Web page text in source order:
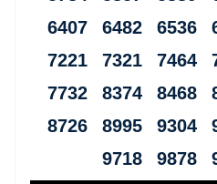
6407 6482 6536
7221 7321 7464
7732 8374 8468
8726 8995 9304
9718 9878